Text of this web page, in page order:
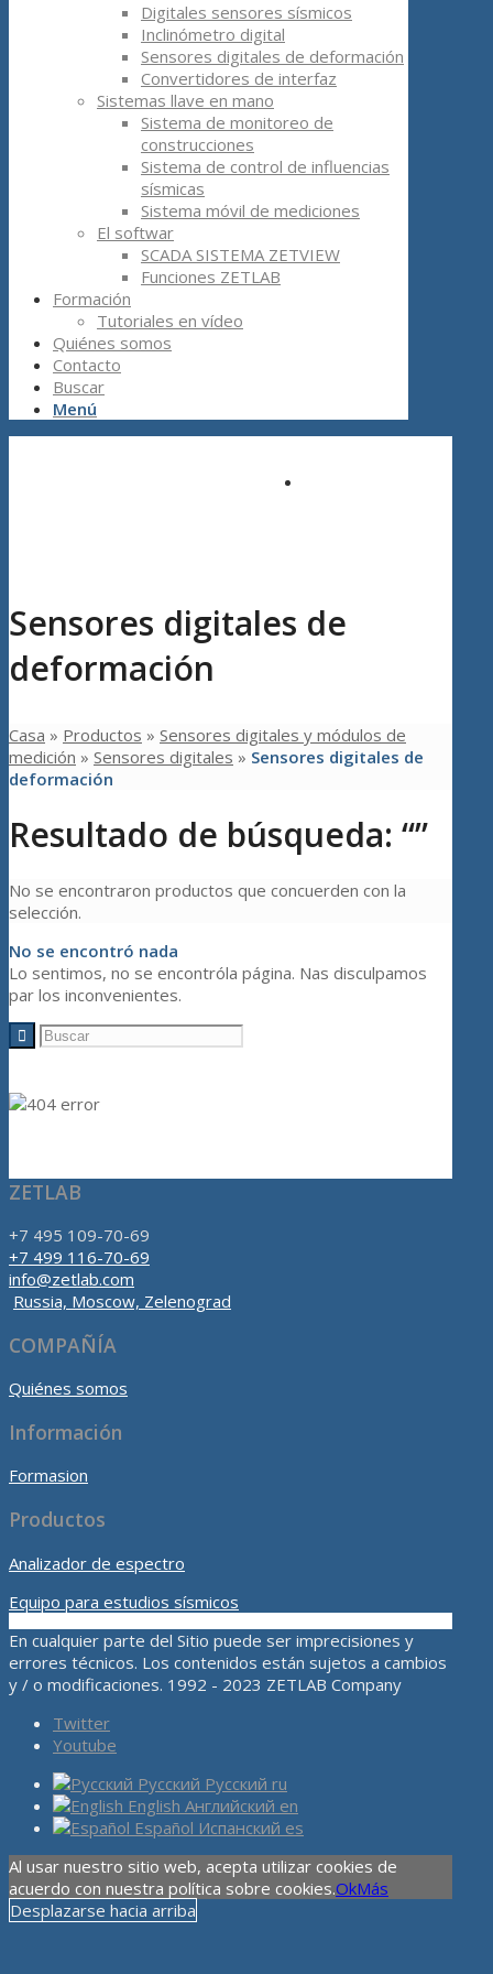
Digitales sensores sísmicos
Inclinómetro digital
Sensores digitales de deformación
Convertidores de interfaz
Sistemas llave en mano
Sistema de monitoreo de
construcciones
Sistema de control de influencias
sísmicas
Sistema móvil de mediciones
El softwar
SCADA SISTEMA ZETVIEW
Funciones ZETLAB
Formación
Tutoriales en vídeo
Quiénes somos
Contacto
Buscar
Menú
Sensores digitales de
deformación
Casa » Productos » Sensores digitales y módulos de
medición » Sensores digitales » Sensores digitales de
deformación
Resultado de búsqueda: “”
No se encontraron productos que concuerden con la
selección.
No se encontró nada
Lo sentimos, no se encontróla página. Nas disculpamos
par los inconvenientes.
ZETLAB
+7 495 109-70-69
+7 499 116-70-69
info@zetlab.com
Russia, Moscow, Zelenograd
COMPAÑÍA
Quiénes somos
Información
Formasion
Productos
Analizador de espectro
Equipo para estudios sísmicos
En cualquier parte del Sitio puede ser imprecisiones y
errores técnicos. Los contenidos están sujetos a cambios
y / o modificaciones. 1992 - 2023 ZETLAB Company
Twitter
Youtube
Русский Русский ru
English Английский en
Español Испанский es
Al usar nuestro sitio web, acepta utilizar cookies de
acuerdo con nuestra política sobre cookies.OkMás
Desplazarse hacia arriba